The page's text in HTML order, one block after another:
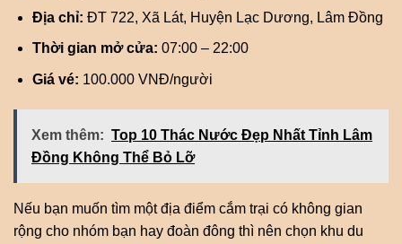
Địa chỉ: ĐT 722, Xã Lát, Huyện Lạc Dương, Lâm Đồng
Thời gian mở cửa: 07:00 – 22:00
Giá vé: 100.000 VNĐ/người
Xem thêm: Top 10 Thác Nước Đẹp Nhất Tỉnh Lâm
Đồng Không Thể Bỏ Lỡ
Nếu bạn muốn tìm một địa điểm cắm trại có không gian
rộng cho nhóm bạn hay đoàn đông thì nên chọn khu du